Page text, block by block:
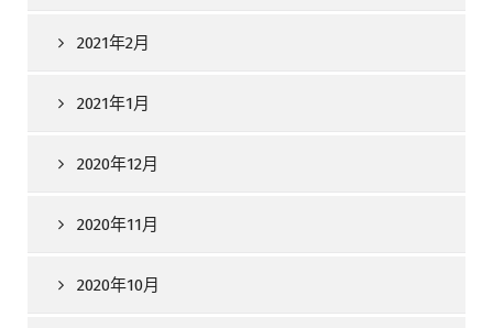
2021年2月
2021年1月
2020年12月
2020年11月
2020年10月